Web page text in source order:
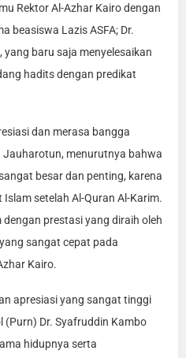
Rektor Al-Azhar Kairo dengan
beasiswa Lazis ASFA; Dr.
baru saja menyelesaikan
hadits dengan predikat
dan merasa bangga
Jauharotun, menurutnya bahwa
besar dan penting, karena
setelah Al-Quran Al-Karim.
prestasi yang diraih oleh
sangat cepat pada
Kairo.
apresiasi yang sangat tinggi
(Purn) Dr. Syafruddin Kambo
hidupnya serta